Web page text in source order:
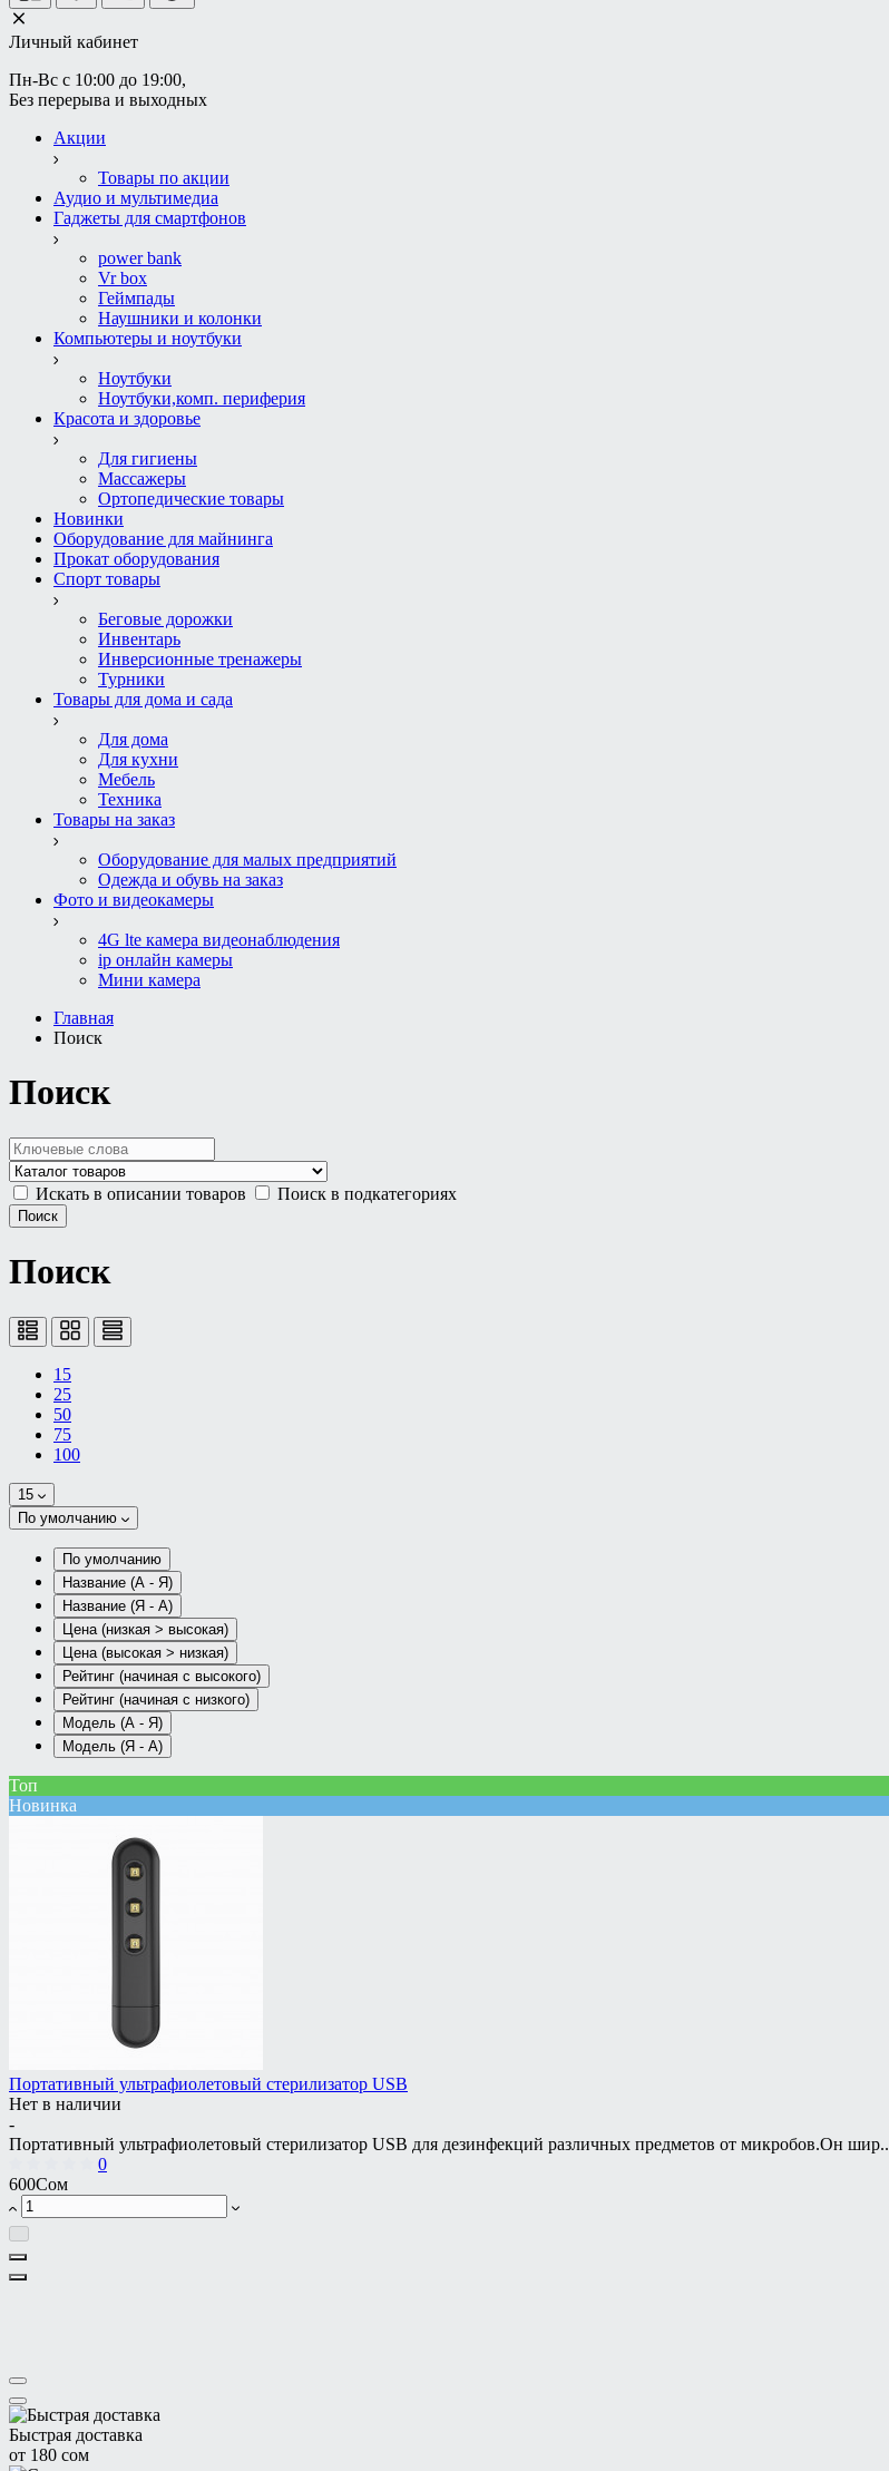
Личный кабинет
Пн-Вс с 10:00 до 19:00,
Без перерыва и выходных
Акции
Товары по акции
Аудио и мультимедиа
Гаджеты для смартфонов
power bank
Vr box
Геймпады
Наушники и колонки
Компьютеры и ноутбуки
Ноутбуки
Ноутбуки,комп. периферия
Красота и здоровье
Для гигиены
Массажеры
Ортопедические товары
Новинки
Оборудование для майнинга
Прокат оборудования
Спорт товары
Беговые дорожки
Инвентарь
Инверсионные тренажеры
Турники
Товары для дома и сада
Для дома
Для кухни
Мебель
Техника
Товары на заказ
Оборудование для малых предприятий
Одежда и обувь на заказ
Фото и видеокамеры
4G lte камера видеонаблюдения
ip онлайн камеры
Мини камера
Главная
Поиск
Поиск
Искать в описании товаров Поиск в подкатегориях
Поиск
15
25
50
75
100
15
По умолчанию
По умолчанию
Название (А - Я)
Название (Я - А)
Цена (низкая > высокая)
Цена (высокая > низкая)
Рейтинг (начиная с высокого)
Рейтинг (начиная с низкого)
Модель (А - Я)
Модель (Я - А)
Топ
Новинка
Портативный ультрафиолетовый стерилизатор USB
Нет в наличии
-
Портативный ультрафиолетовый стерилизатор USB для дезинфекций различных предметов от микробов.Он шир..
0
600Сом
Быстрая доставка
от 180 сом